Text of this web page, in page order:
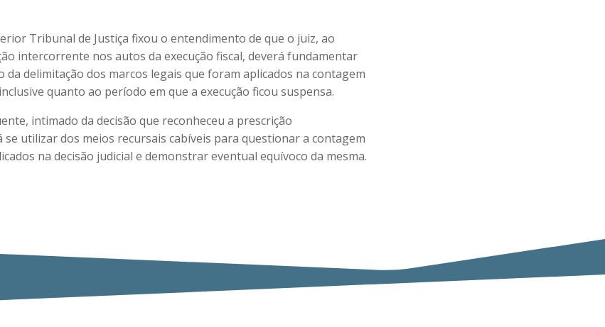
Tribunal de Justiça fixou o entendimento de que o juiz, ao
intercorrente nos autos da execução fiscal, deverá fundamentar
da delimitação dos marcos legais que foram aplicados na contagem
quanto ao período em que a execução ficou suspensa.
intimado da decisão que reconheceu a prescrição
utilizar dos meios recursais cabíveis para questionar a contagem
na decisão judicial e demonstrar eventual equívoco da mesma.